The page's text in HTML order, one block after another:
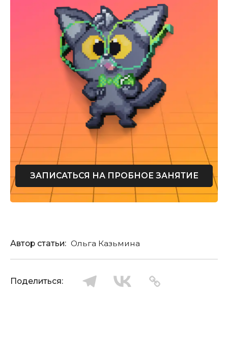
ЗАПИСАТЬСЯ НА ПРОБНОЕ ЗАНЯТИЕ
Автор статьи: Ольга Казьмина
Поделиться: